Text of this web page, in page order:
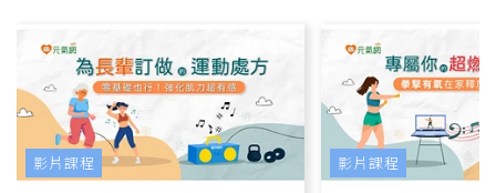
影片課程 影片課程